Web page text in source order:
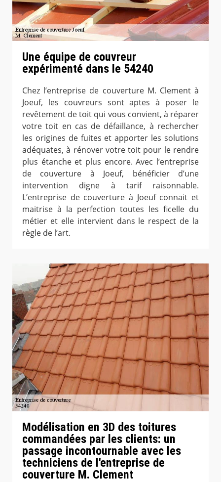
Une équipe de couvreur
expérimenté dans le 54240
Chez l’entreprise de couverture M. Clement à
Joeuf, les couvreurs sont aptes à poser le
revêtement de toit qui vous convient, à réparer
votre toit en cas de défaillance, à rechercher
les origines de fuites et apporter les solutions
adéquates, à rénover votre toit pour le rendre
plus étanche et plus encore. Avec l’entreprise
de couverture à Joeuf, bénéficier d’une
intervention digne à tarif raisonnable.
L’entreprise de couverture à Joeuf connait et
maitrise à la perfection toutes les ficelle du
métier et elle intervient dans le respect de la
règle de l’art.
Modélisation en 3D des toitures
commandées par les clients: un
passage incontournable avec les
techniciens de l'entreprise de
couverture M. Clement